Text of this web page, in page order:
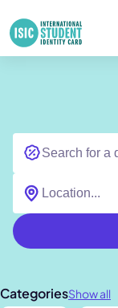
CategoriesShow all